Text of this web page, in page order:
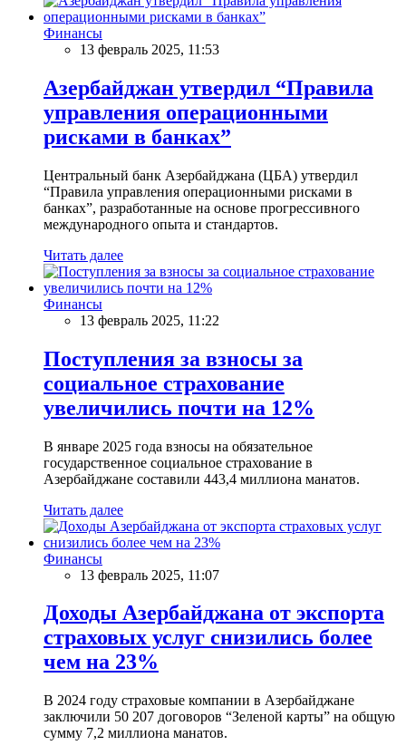
Финансы
13 февраль 2025, 11:53
Азербайджан утвердил “Правила
управления операционными
рисками в банках”
Центральный банк Азербайджана (ЦБА) утвердил
“Правила управления операционными рисками в
банках”, разработанные на основе прогрессивного
международного опыта и стандартов.
Читать далее
Финансы
13 февраль 2025, 11:22
Поступления за взносы за
социальное страхование
увеличились почти на 12%
В январе 2025 года взносы на обязательное
государственное социальное страхование в
Азербайджане составили 443,4 миллиона манатов.
Читать далее
Финансы
13 февраль 2025, 11:07
Доходы Азербайджана от экспорта
страховых услуг снизились более
чем на 23%
В 2024 году страховые компании в Азербайджане
заключили 50 207 договоров “Зеленой карты” на общую
сумму 7,2 миллиона манатов.